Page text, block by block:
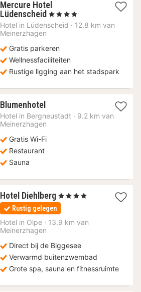
Mercure Hotel
Lüdenscheid 2
nachten
€
, 4 Sterren
Hotel in Lüdenscheid · 12.8 km van
Meinerzhagen
Gratis parkeren
Wellnessfaciliteiten
Rustige ligging aan het stadspark
Blumenhotel1
nacht
vanaf
€
Hotel in Bergneustadt · 9.2 km van
Meinerzhagen
Gratis Wi-Fi
Restaurant
Sauna
Hotel Diehlberg 1
nacht
vanaf
163,77
, 4 Sterren
Rustig gelegen
Hotel in Olpe · 13.9 km van
Meinerzhagen
Direct bij de Biggesee
Verwarmd buitenzwembad
Grote spa, sauna en fitnessruimte